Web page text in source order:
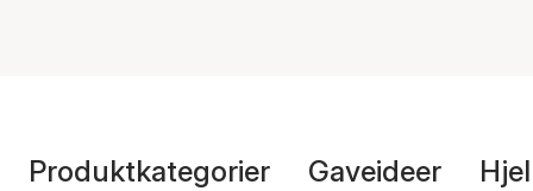
Produktkategorier Gaveideer